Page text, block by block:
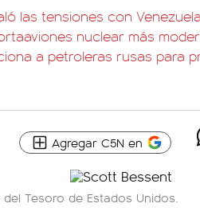
las tensiones con
nuclear más
a petroleras rusas para
Agregar C5N en
Tesoro de Estados Unidos.